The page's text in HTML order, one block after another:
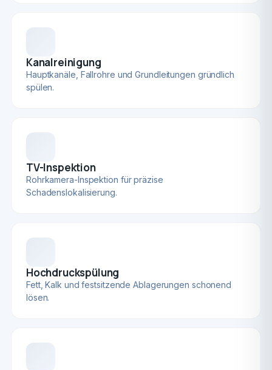
Kanalreinigung
Hauptkanäle, Fallrohre und Grundleitungen gründlich
spülen.
TV-Inspektion
Rohrkamera-Inspektion für präzise
Schadenslokalisierung.
Hochdruckspülung
Fett, Kalk und festsitzende Ablagerungen schonend
lösen.